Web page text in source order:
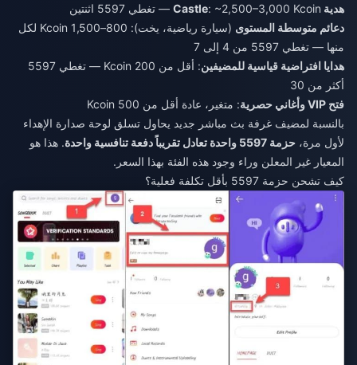
هدية Castle : ~2,500–3,000 Kcoin — تغطي 5597 اثنتين
دعائم متوسطة المستوى
(سيارة رياضية، يخت): 800–1,500 Kcoin لكل
منها — تغطي 5597 من 4 إلى 7
هدايا افتراضية قياسية للمضيفين
: أقل من 200 Kcoin — تغطي 5597
أكثر من 30
فتح VIP وأغاني حصرية
: متغير، عادة أقل من 500 Kcoin
بالنسبة لمضيف غرفة بث مباشر جديد يحاول تسلق لوحة صدارة الإهداء
لأول مرة، حزمة 5597 واحدة تعادل تقريباً دفعة تنافسية واحدة
. هذا هو
المعيار غير المعلن وراء وجود هذه الفئة بهذا السعر.
كيف تشحن حزمة 5597 بأقل تكلفة فعلية؟